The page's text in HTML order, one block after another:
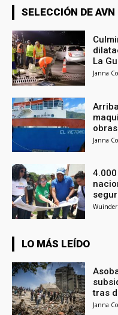
SELECCIÓN DE AVN
La
Janna
Janna
LO MÁS LEÍDO
tras
Janna